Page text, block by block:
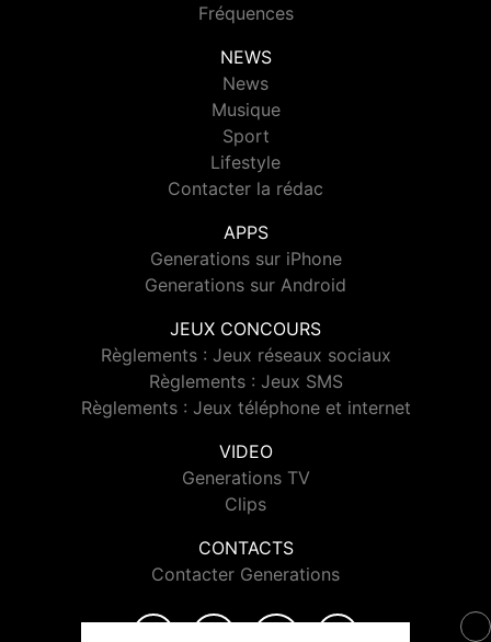
Fréquences
NEWS
News
Musique
Sport
Lifestyle
Contacter la rédac
APPS
Generations sur iPhone
Generations sur Android
JEUX CONCOURS
Règlements : Jeux réseaux sociaux
Règlements : Jeux SMS
Règlements : Jeux téléphone et internet
VIDEO
Generations TV
Clips
CONTACTS
Contacter Generations